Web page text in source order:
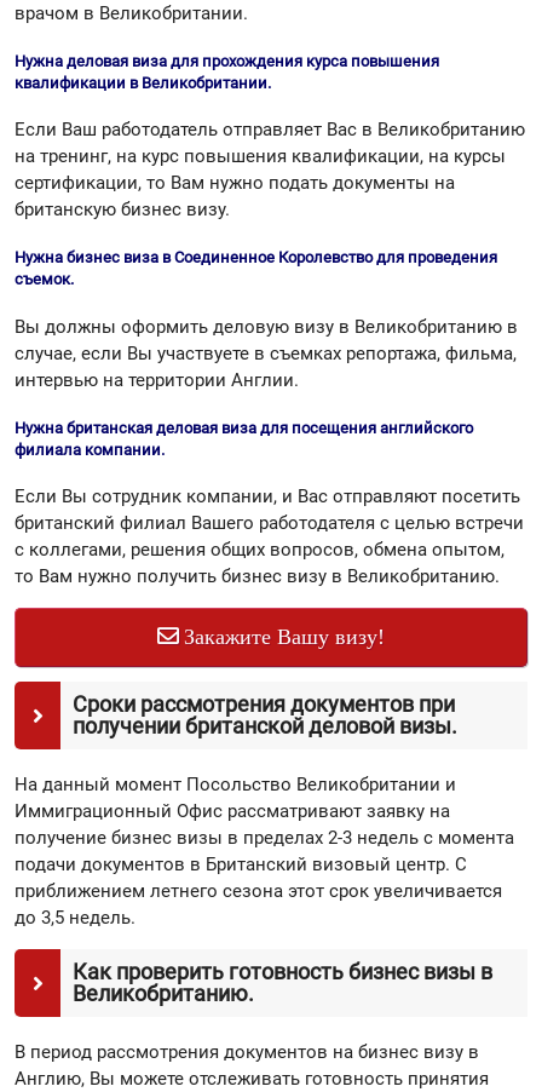
врачом в Великобритании.
Нужна деловая виза для прохождения курса повышения
квалификации в Великобритании.
Если Ваш работодатель отправляет Вас в Великобританию
на тренинг, на курс повышения квалификации, на курсы
сертификации, то Вам нужно подать документы на
британскую бизнес визу.
Нужна бизнес виза в Соединенное Королевство для проведения
съемок.
Вы должны оформить деловую визу в Великобританию в
случае, если Вы участвуете в съемках репортажа, фильма,
интервью на территории Англии.
Нужна британская деловая виза для посещения английского
филиала компании.
Если Вы сотрудник компании, и Вас отправляют посетить
британский филиал Вашего работодателя с целью встречи
с коллегами, решения общих вопросов, обмена опытом,
то Вам нужно получить бизнес визу в Великобританию.
Закажите Вашу визу!
Сроки рассмотрения документов при
получении британской деловой визы.
На данный момент Посольство Великобритании и
Иммиграционный Офис рассматривают заявку на
получение бизнес визы в пределах 2-3 недель с момента
подачи документов в Британский визовый центр. С
приближением летнего сезона этот срок увеличивается
до 3,5 недель.
Как проверить готовность бизнес визы в
Великобританию.
В период рассмотрения документов на бизнес визу в
Англию, Вы можете отслеживать готовность принятия